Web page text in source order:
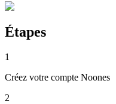
Étapes
1
Créez votre compte Noones
2